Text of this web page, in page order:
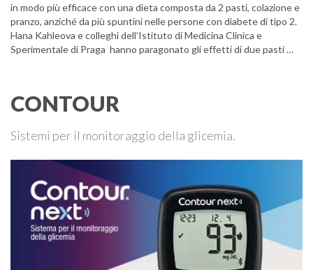
in modo più efficace con una dieta composta da 2 pasti, colazione e
pranzo, anziché da più spuntini nelle persone con diabete di tipo 2.
Hana Kahleova e colleghi dell’Istituto di Medicina Clinica e
Sperimentale di Praga hanno paragonato gli effetti di due pasti …
CONTOUR
Sistemi per il monitoraggio della glicemia.